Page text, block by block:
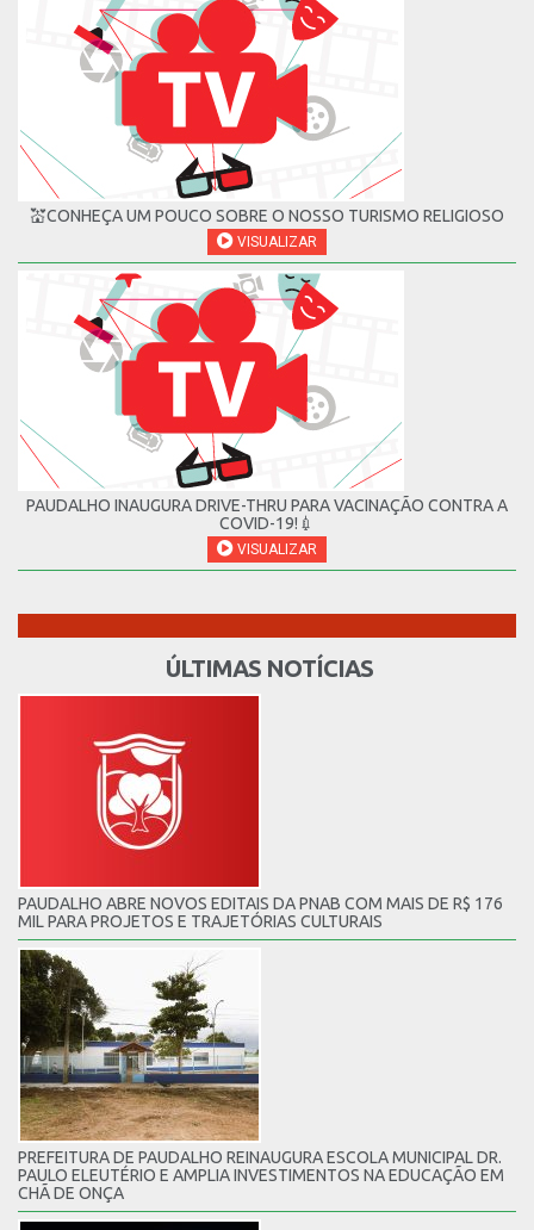
💒CONHEÇA UM POUCO SOBRE O NOSSO TURISMO RELIGIOSO
VISUALIZAR
PAUDALHO INAUGURA DRIVE-THRU PARA VACINAÇÃO CONTRA A
COVID-19!💉
VISUALIZAR
ÚLTIMAS NOTÍCIAS
PAUDALHO ABRE NOVOS EDITAIS DA PNAB COM MAIS DE R$ 176
MIL PARA PROJETOS E TRAJETÓRIAS CULTURAIS
PREFEITURA DE PAUDALHO REINAUGURA ESCOLA MUNICIPAL DR.
PAULO ELEUTÉRIO E AMPLIA INVESTIMENTOS NA EDUCAÇÃO EM
CHÃ DE ONÇA